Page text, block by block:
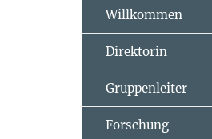
Willkommen
Direktorin
Gruppenleiter
Forschung